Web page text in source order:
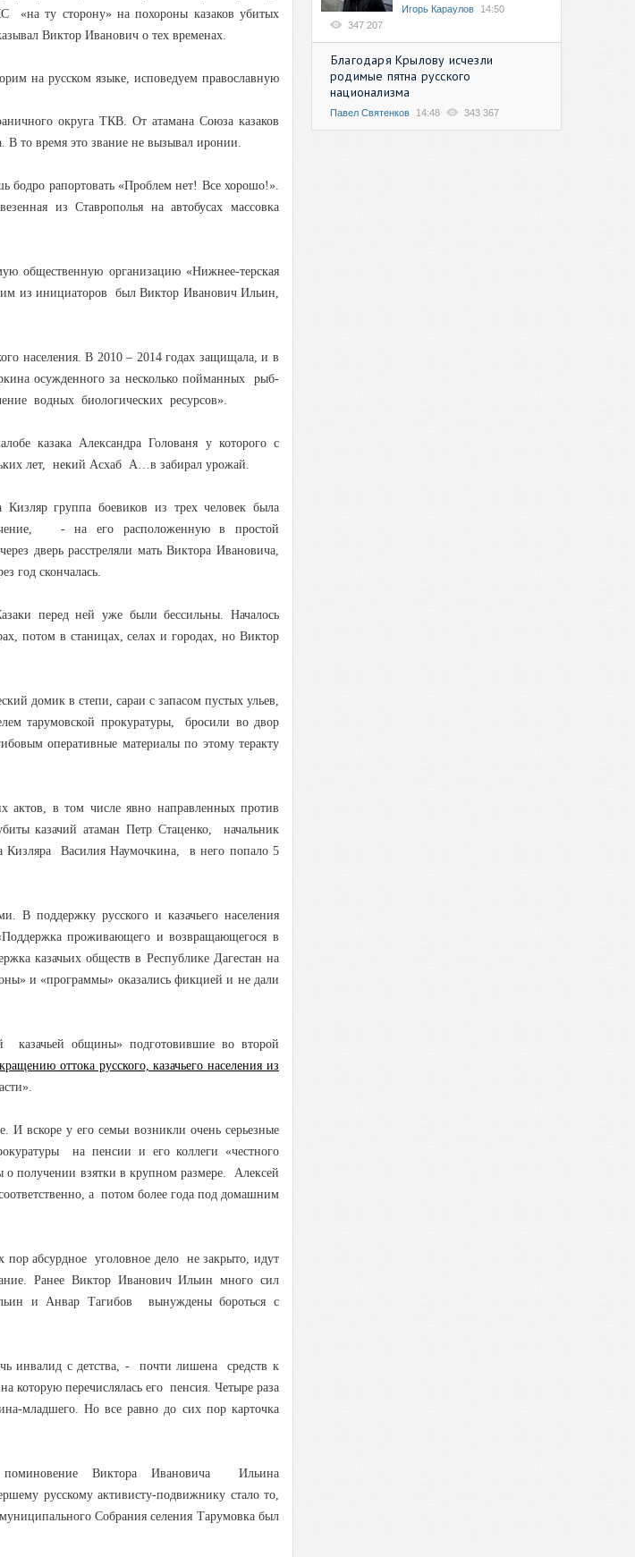
«на ту сторону» на похороны казаков убитых
Виктор Иванович о тех временах.
на русском языке, исповедуем православную
округа ТКВ. От атамана Союза казаков
В то время это звание не вызывал иронии.
бодро рапортовать «Проблем нет! Все хорошо!».
из Ставрополья на автобусах массовка
общественную организацию «Нижнее-терская
из инициаторов был Виктор Иванович Ильин,
населения. В 2010 – 2014 годах защищала, и в
осужденного за несколько пойманных рыб-
водных биологических ресурсов».
казака Александра Голованя у которого с
лет, некий Асхаб А…в забирал урожай.
группа боевиков из трех человек была
- на его расположенную в простой
дверь расстреляли мать Виктора Ивановича,
год скончалась.
перед ней уже были бессильны. Началось
потом в станицах, селах и городах, но Виктор
домик в степи, сараи с запасом пустых ульев,
тарумовской прокуратуры, бросили во двор
оперативные материалы по этому теракту
актов, в том числе явно направленных против
казачий атаман Петр Стаценко, начальник
Кизляра Василия Наумочкина, в него попало 5
В поддержку русского и казачьего населения
проживающего и возвращающегося в
казачьих обществ в Республике Дагестан на
и «программы» оказались фикцией и не дали
казачьей общины» подготовившие во второй
оттока русского, казачьего населения из
И вскоре у его семьи возникли очень серьезные
на пенсии и его коллеги «честного
получении взятки в крупном размере. Алексей
а потом более года под домашним
абсурдное уголовное дело не закрыто, идут
Ранее Виктор Иванович Ильин много сил
и Анвар Тагибов вынуждены бороться с
инвалид с детства, - почти лишена средств к
которую перечислялась его пенсия. Четыре раза
младшего. Но все равно до сих пор карточка
поминовение Виктора Ивановича Ильина
русскому активисту-подвижнику стало то,
Собрания селения Тарумовка был
Игорь Караулов
14:50
347 207
Благодаря Крылову исчезли
родимые пятна русского
национализма
Павел Святенков 14:48 343 367